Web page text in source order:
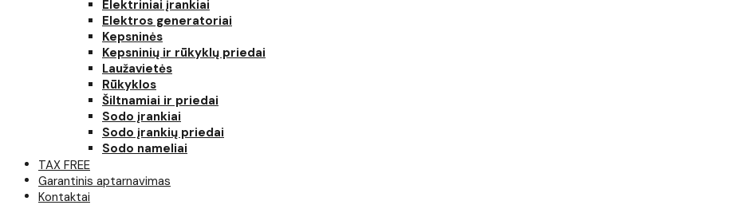
Elektriniai įrankiai
Elektros generatoriai
Kepsninės
Kepsninių ir rūkyklų priedai
Laužavietės
Rūkyklos
Šiltnamiai ir priedai
Sodo įrankiai
Sodo įrankių priedai
Sodo nameliai
TAX FREE
Garantinis aptarnavimas
Kontaktai